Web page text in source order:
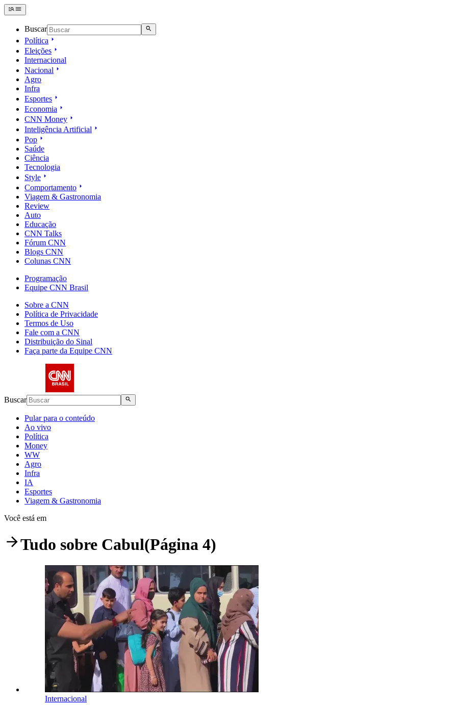
Buscar
Política
Eleições
Internacional
Nacional
Agro
Infra
Esportes
Economia
CNN Money
Inteligência Artificial
Pop
Saúde
Ciência
Tecnologia
Style
Comportamento
Viagem & Gastronomia
Review
Auto
Educação
CNN Talks
Fórum CNN
Blogs CNN
Colunas CNN
Programação
Equipe CNN Brasil
Sobre a CNN
Política de Privacidade
Termos de Uso
Fale com a CNN
Distribuição do Sinal
Faça parte da Equipe CNN
Buscar
Pular para o conteúdo
Ao vivo
Política
Money
WW
Agro
Infra
IA
Esportes
Viagem & Gastronomia
Você está em
Tudo sobre Cabul(Página 4)
Internacional